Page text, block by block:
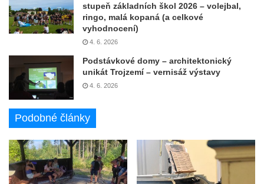
stupeň základních škol 2026 – volejbal,
ringo, malá kopaná (a celkové
vyhodnocení)
4. 6. 2026
Podstávkové domy – architektonický
unikát Trojzemí – vernisáž výstavy
4. 6. 2026
Podobné články